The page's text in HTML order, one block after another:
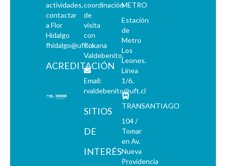
actividades,
contactar
a Flor
Hidalgo
fhidalgo@uft.cl
ACREDITACIÓN
coordinación
de
visita
con
Roxana
Valdebenito.
Email:
rvaldebenito@uft.cl
SITIOS
DE
INTERÉS
METRO
Estación
de
Metro
Los
Leones.
Línea
1/6.
TRANSANTIAGO
104 /
Tomar
en Av.
Nueva
Providencia